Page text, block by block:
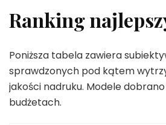
Ranking
Poniższa tabela zawiera
sprawdzonych pod kątem
jakości nadruku. Modele
budżetach.